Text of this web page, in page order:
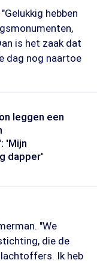
hebben
is het zaak dat
dag nog naartoe
leggen een
'Mijn
dapper'
"We
die de
Ik heb